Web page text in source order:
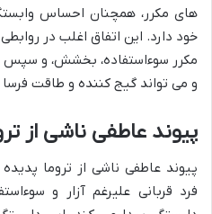
های مکرر، همچنان احساس
خود دارد. این اتفاق اغلب در
مکرر سوءاستفاده، بخشش، و سپس
و می تواند گیج کننده و طاقت
پیوند عاطفی ناشی از
پیوند عاطفی ناشی از تروما
فرد قربانی علیرغم آزار و